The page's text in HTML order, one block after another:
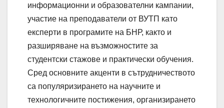
информационни и образователни кампании,
участие на преподаватели от ВУТП като
експерти в програмите на БНР, както и
разширяване на възможностите за
студентски стажове и практически обучения.
Сред основните акценти в сътрудничеството
са популяризирането на научните и
технологичните постижения, организирането